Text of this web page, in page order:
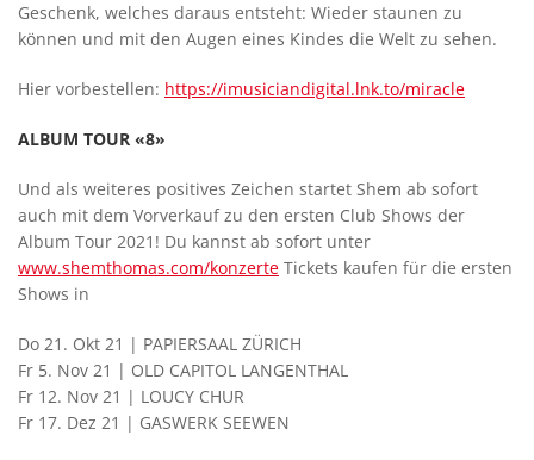
Geschenk, welches daraus entsteht: Wieder staunen zu
können und mit den Augen eines Kindes die Welt zu sehen.
Hier vorbestellen: https://imusiciandigital.lnk.to/miracle
ALBUM TOUR «8»
Und als weiteres positives Zeichen startet Shem ab sofort
auch mit dem Vorverkauf zu den ersten Club Shows der
Album Tour 2021! Du kannst ab sofort unter
www.shemthomas.com/konzerte Tickets kaufen für die ersten
Shows in
Do 21. Okt 21 | PAPIERSAAL ZÜRICH
Fr 5. Nov 21 | OLD CAPITOL LANGENTHAL
Fr 12. Nov 21 | LOUCY CHUR
Fr 17. Dez 21 | GASWERK SEEWEN